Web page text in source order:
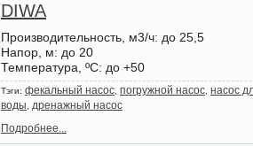
DIWA
Производительность, м3/ч: до 25,5
Напор, м: до 20
Температура, ºС: до +50
Тэги: фекальный насос погружной насос насос
воды дренажный насос
Подробнее...